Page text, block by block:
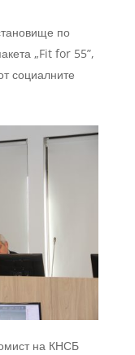
по
„Fit for 55”,
социалните
на КНСБ